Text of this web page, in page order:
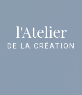
l'Atelier
DE LA CRÉATION